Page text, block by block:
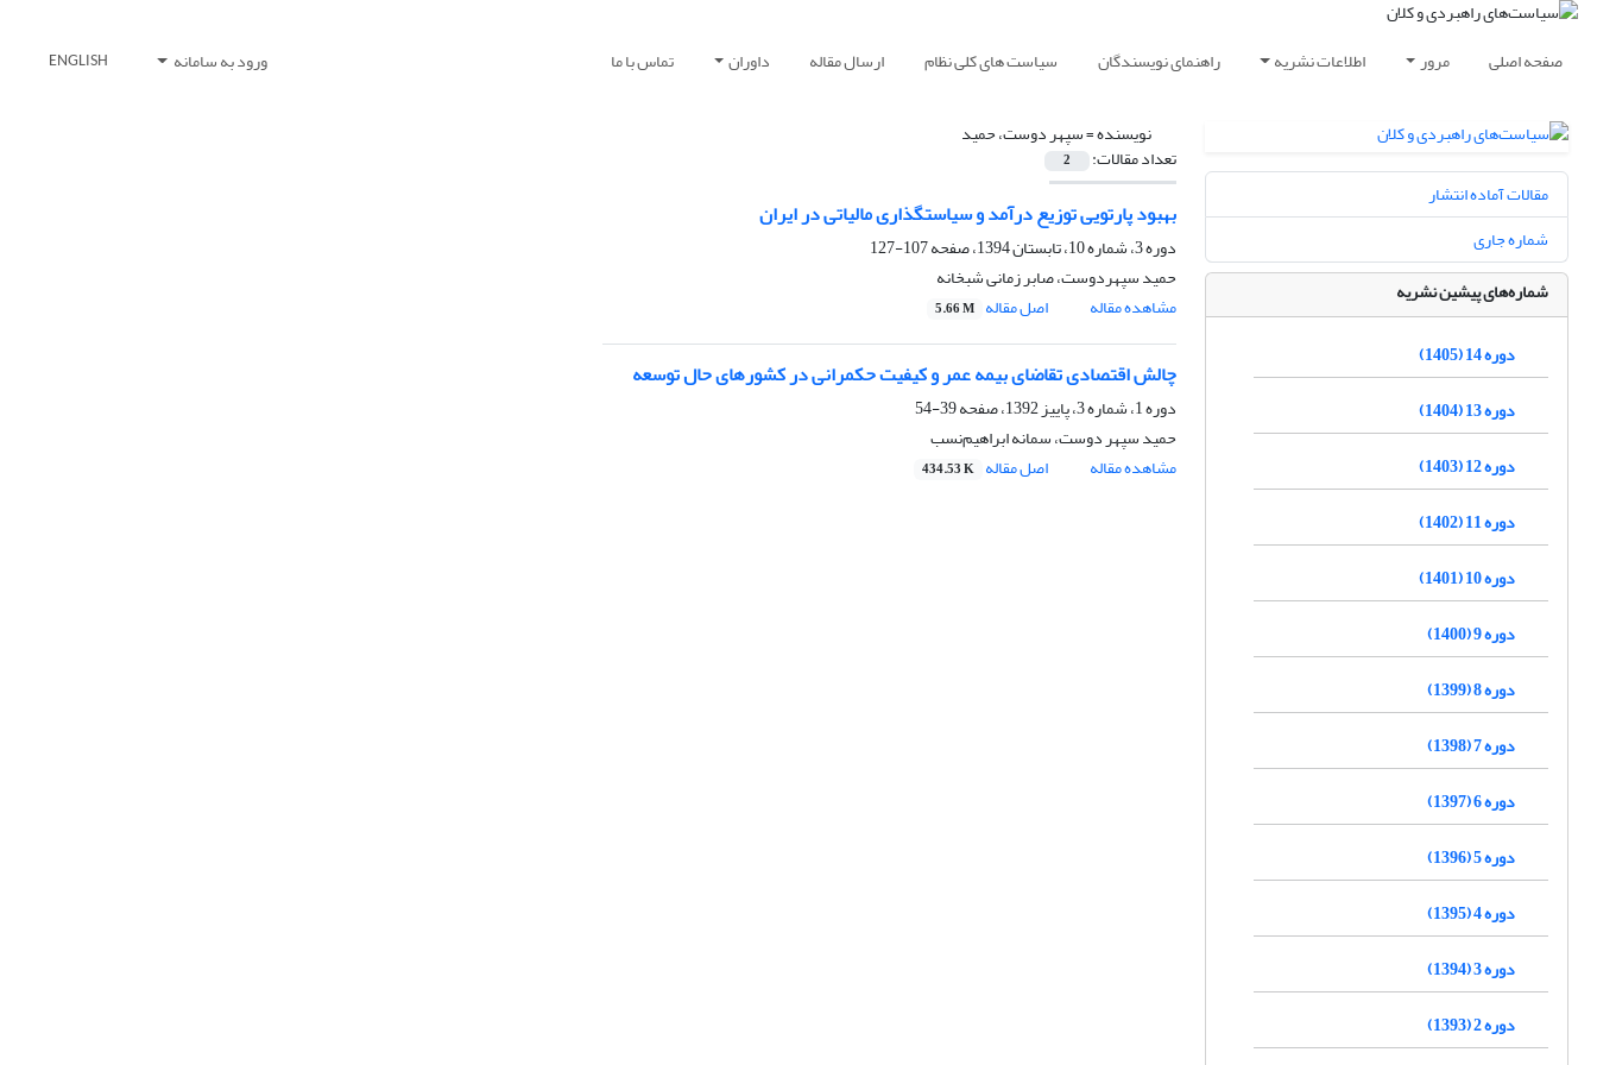
صفحه اصلی مرور اطلاعات نشریه راهنمای نویسندگان سیاست های کلی نظام ارسال مقاله داوران تماس با ما ورود به سامانه ENGLISH
نویسنده =سپهر دوست، حمید
تعداد مقالات: 2
بهبود پارتویی توزیع درآمد و سیاست‏گذاری مالیاتی در ایران
دوره 3، شماره 10، تابستان 1394، صفحه
107-127
حمید سپهردوست، صابر زمانی شبخانه
مشاهده مقاله
اصل مقاله 5.66 M
چالش اقتصادی تقاضای بیمه عمر و کیفیت حکمرانی در کشورهای حال توسعه
دوره 1، شماره 3، پاییز 1392، صفحه
39-54
حمید سپهر دوست، سمانه ابراهیم‌نسب
مشاهده مقاله
اصل مقاله 434.53 K
مقالات آماده انتشار
شماره جاری
شماره‌های پیشین نشریه
دوره 14 (1405)
دوره 13 (1404)
دوره 12 (1403)
دوره 11 (1402)
دوره 10 (1401)
دوره 9 (1400)
دوره 8 (1399)
دوره 7 (1398)
دوره 6 (1397)
دوره 5 (1396)
دوره 4 (1395)
دوره 3 (1394)
دوره 2 (1393)